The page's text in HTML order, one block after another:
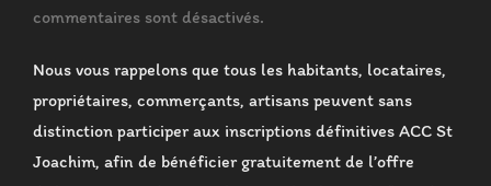
le
commentaires sont désactivés.
Nous vous rappelons que tous les habitants, locataires,
propriétaires, commerçants, artisans peuvent sans
distinction participer aux inscriptions définitives ACC St
Joachim, afin de bénéficier gratuitement de l’offre